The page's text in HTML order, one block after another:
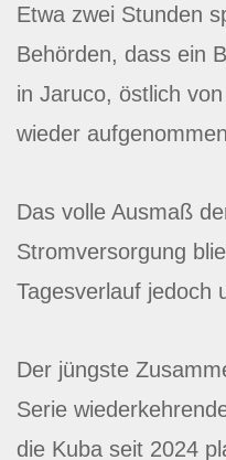
Etwa zwei Stunden
Behörden, dass ein
in Jaruco, östlich
wieder
Das volle Ausmaß
Stromversorgung
Tagesverlauf jedoch
Der jüngste
Serie
die Kuba seit 2024